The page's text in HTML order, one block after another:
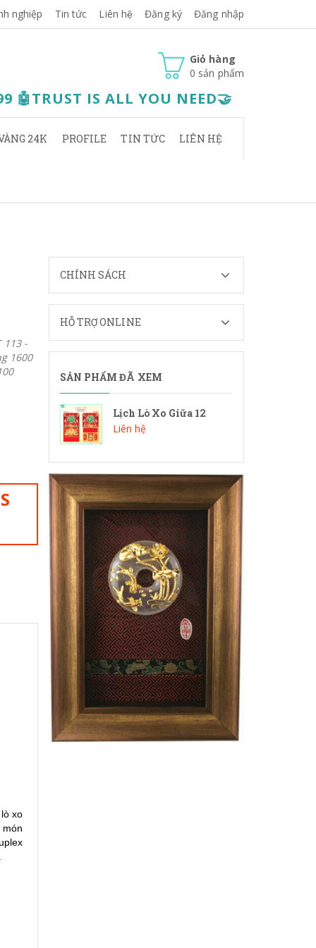
nghiệp Tin tức Liên hệ Đăng ký Đăng nhập
Giỏ hàng
0 sản phẩm
🤖TRUST IS ALL YOU NEED🤝
24K PROFILE TIN TỨC LIÊN HỆ
113 -
1600
xo
CHÍNH SÁCH
HỖ TRỢ ONLINE
SẢN PHẨM ĐÃ XEM
Lịch Lò Xo Giữa 12
Liên hệ